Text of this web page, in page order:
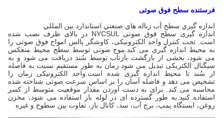
فرستنده سطح فوق صوتی
اندازه گيري سطح آب زباله هاي صنعتي استاندارد بين المللي
اندازه گیری سطح فوق صوتی NYCSUL در بالای ظرف نصب شده
است. تحت کنترل واحد الکترونیکی، کاوشگر پالس امواج فوق صوتی را
به محیط اندازه گیری می کند.موج صوتی توسط سطح محیط منعکس
می شود، بخشی از بازگشت بازتاب توسط سُند دریافت می شود و به
سیگنال الکتریکی تبدیل می شود.زمان به طور مستقیم نسبت به فاصله
از سُند تا محیط اندازه گیری شده است.واحد الکترونیکی زمان را
تشخیص می دهد و فاصله آسان را بر اساس سرعت صوتی شناخته شده
محاسبه می کند. برای به دست آوردن مقدار موقعیت متوسط از کسر
استفاده کنید.به طور گسترده ای در لوله باز استفاده می شود، مخزن
روغن، ایستگاه پمپ، برج آب، سد، کانال باز، تفاوت بین سطوح و غیره